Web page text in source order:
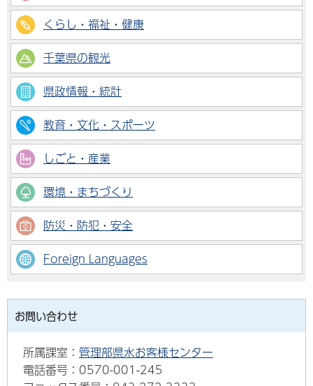
くらし・福祉・健康
千葉県の観光
県政情報・統計
教育・文化・スポーツ
しごと・産業
環境・まちづくり
防災・防犯・安全
Foreign Languages
お問い合わせ
所属課室： 管理部県水お客様センター
電話番号：0570-001-245